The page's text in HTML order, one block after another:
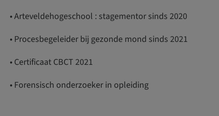
• Arteveldehogeschool : stagementor sinds 2020
• Procesbegeleider bij gezonde mond sinds 2021
• Certificaat CBCT 2021
• Forensisch onderzoeker in opleiding